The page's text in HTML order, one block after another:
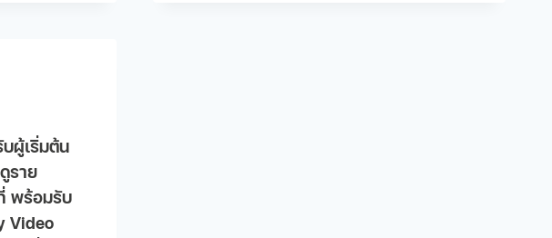
ผู้เริ่มต้น
ราย
พร้อมรับ
Video